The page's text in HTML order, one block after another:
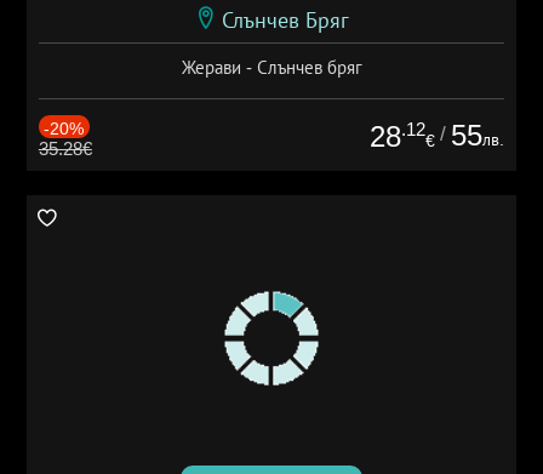
Слънчев Бряг
Жерави - Слънчев бряг
-20%
35.28€ 28.12
€ / 55лв.